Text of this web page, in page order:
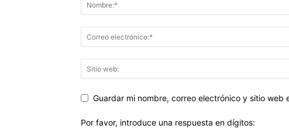
Guardar mi nombre, correo electrónico y sitio
Por favor, introduce una respuesta en dígitos: